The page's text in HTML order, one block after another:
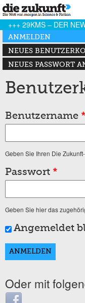
+++ 29KMS – DER
Haupt-Reiter
ANMELDEN
(AKTIVER REITER)
NEUES
NEUES PASSWORT
Benutzername *
Geben Sie Ihren Die
Passwort *
Geben Sie hier das
Angemeldet
Oder mit
Login with Facebook